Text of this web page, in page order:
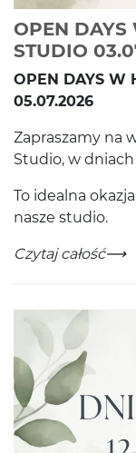
OPEN DAYS
STUDIO
OPEN DAYS W
05.07.2026
Zapraszamy na
Stu­dio, w dni­ach
To ide­alna
nasze studio.
OPEN DAYS W
-Czytaj całość